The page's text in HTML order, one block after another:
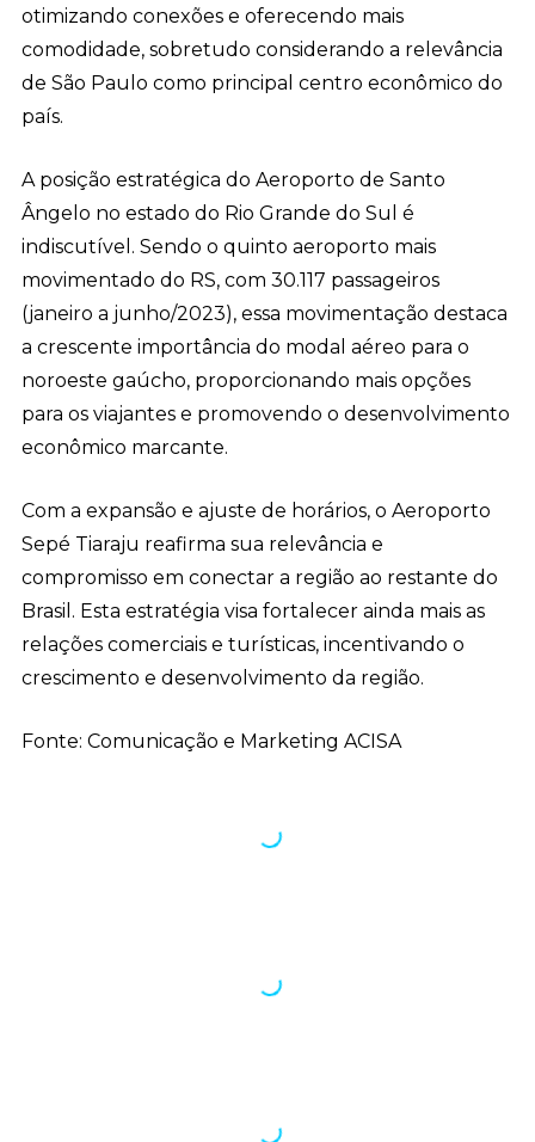
otimizando conexões e oferecendo mais
comodidade, sobretudo considerando a relevância
de São Paulo como principal centro econômico do
país.
A posição estratégica do Aeroporto de Santo
Ângelo no estado do Rio Grande do Sul é
indiscutível. Sendo o quinto aeroporto mais
movimentado do RS, com 30.117 passageiros
(janeiro a junho/2023), essa movimentação destaca
a crescente importância do modal aéreo para o
noroeste gaúcho, proporcionando mais opções
para os viajantes e promovendo o desenvolvimento
econômico marcante.
Com a expansão e ajuste de horários, o Aeroporto
Sepé Tiaraju reafirma sua relevância e
compromisso em conectar a região ao restante do
Brasil. Esta estratégia visa fortalecer ainda mais as
relações comerciais e turísticas, incentivando o
crescimento e desenvolvimento da região.
Fonte: Comunicação e Marketing ACISA